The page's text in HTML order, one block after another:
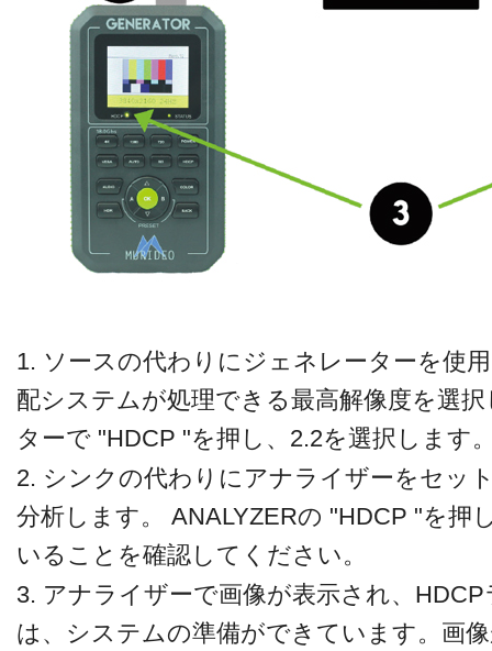
1. ソースの代わりにジェネレーターを使
配システムが処理できる最高解像度を選
ターで "HDCP "を押し、2.2を選択します
2. シンクの代わりにアナライザーをセッ
分析します。 ANALYZERの "HDCP "を押
いることを確認してください。
3. アナライザーで画像が表示され、
は、システムの準備ができています。画